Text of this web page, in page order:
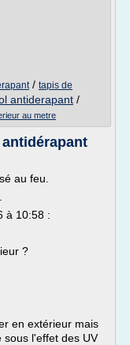
/ tapis de
antiderapant /
au metre
au feu.
à 10:58 :
?
en extérieur mais
sous l'effet des UV